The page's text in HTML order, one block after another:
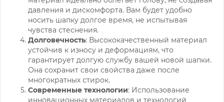
давления и дискомфорта. Вам будет удобно
носить шапку долгое время, не испытывая
чувства стеснения.
Долговечность: Высококачественный материал
устойчив к износу и деформациям, что
гарантирует долгую службу вашей новой шапки.
Она сохранит свои свойства даже после
многократных стирок.
Современные технологии: Использование
инновационных материалов и технологий